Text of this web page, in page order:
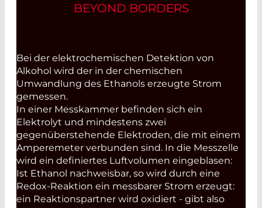
BEYOND BORDERS
Bei der elektrochemischen Detektion von
Alkohol wird der in der chemischen
Umwandlung des Ethanols erzeugte Strom
gemessen.
In einer Messkammer befinden sich ein
Elektrolyt und mindestens zwei
gegenüberstehende Elektroden, die mit einem
Amperemeter verbunden sind. In die Mess­zelle
wird ein definiertes Luft­volumen eingeblasen:
Ist Ethanol nachweisbar, so wird durch eine
Redox-­Reaktion ein messbarer Strom erzeugt:
ein Reaktionspartner wird oxidiert - gibt also